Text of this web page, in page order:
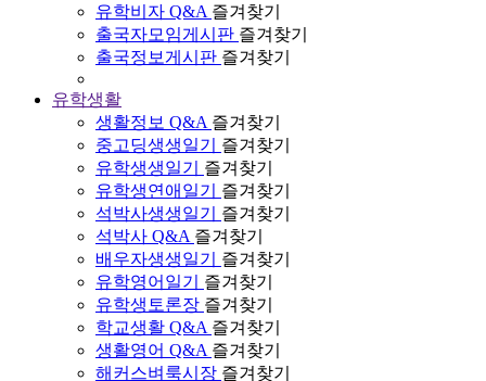
유학비자 Q&A 즐겨찾기
출국자모임게시판 즐겨찾기
출국정보게시판 즐겨찾기
유학생활
생활정보 Q&A 즐겨찾기
중고딩생생일기
즐겨찾기
유학생생일기
즐겨찾기
유학생연애일기
즐겨찾기
석박사생생일기
즐겨찾기
석박사 Q&A 즐겨찾기
배우자생생일기
즐겨찾기
유학영어일기
즐겨찾기
유학생토론장 즐겨찾기
학교생활 Q&A 즐겨찾기
생활영어 Q&A 즐겨찾기
해커스벼룩시장 즐겨찾기